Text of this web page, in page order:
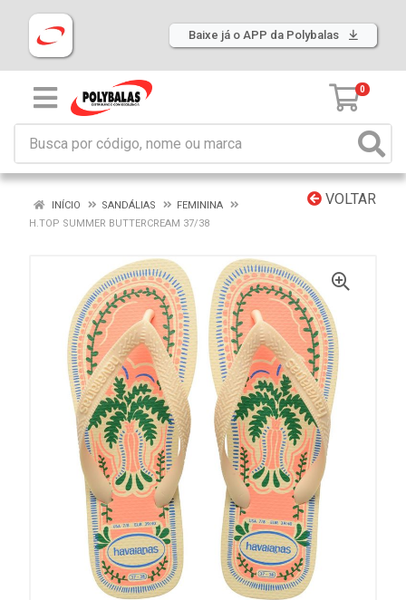
Baixe já o APP da Polybalas
0
VOLTAR
INÍCIO SANDÁLIAS
FEMININA
H.TOP SUMMER BUTTERCREAM 37/38